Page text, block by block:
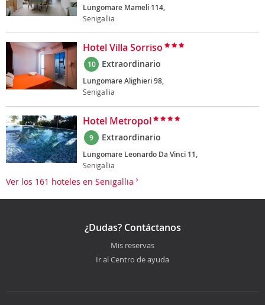
Lungomare Mameli 114,
Senigallia
Hotel Villa Sorriso
10 Extraordinario
Lungomare Alighieri 98,
Senigallia
Hotel Metropol
9 Extraordinario
Lungomare Leonardo Da Vinci 11,
Senigallia
Ver los 161 hoteles en Senigallia
¿Dudas? Contáctanos
Mis reservas
Ir al Centro de ayuda